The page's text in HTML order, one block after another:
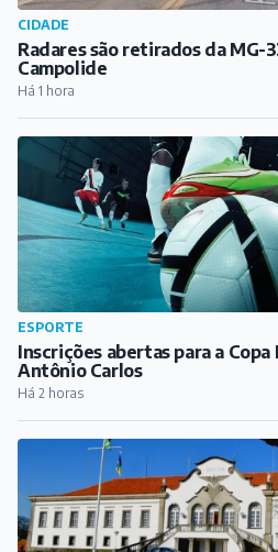
CIDADE
Radares são retirados da MG-
Campolide
Há 1 hora
ESPORTE
Inscrições abertas para a
Antônio Carlos
Há 2 horas